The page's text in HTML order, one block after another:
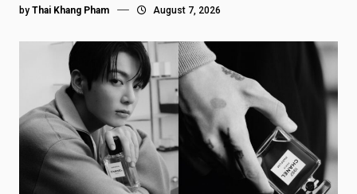
by Thai Khang Pham August 7, 2026